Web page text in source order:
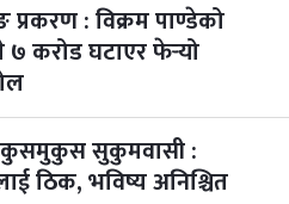
२ महिना बाँकी
२ महिना बाँकी
प्रकरण : विक्रम पाण्डेको
करोड घटाएर फेर्‍यो
सुकुमवासी :
ठिक, भविष्य अनिश्चित